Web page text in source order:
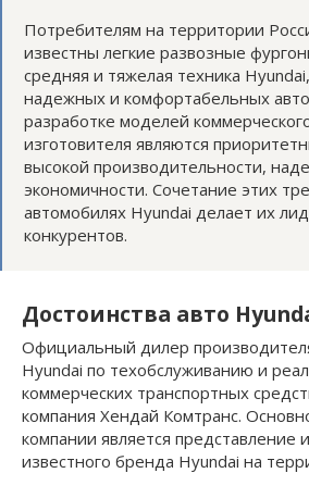
Потребителям на территории
известны легкие развозные
средняя и тяжелая техника
надежных и комфортабельных
разработке моделей
изготовителя являются
высокой производительности,
экономичности. Сочетание этих
автомобилях Hyundai делает их
конкурентов.
Достоинства авто
Официальный дилер
Hyundai по техобслуживанию и
коммерческих транспортных
компания Хендай Комтранс.
компании является представление
известного бренда Hyundai на